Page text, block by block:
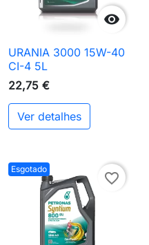

URANIA 3000 15W-40
CI-4 5L
22,75 €
Ver detalhes
Esgotado
favorite_border